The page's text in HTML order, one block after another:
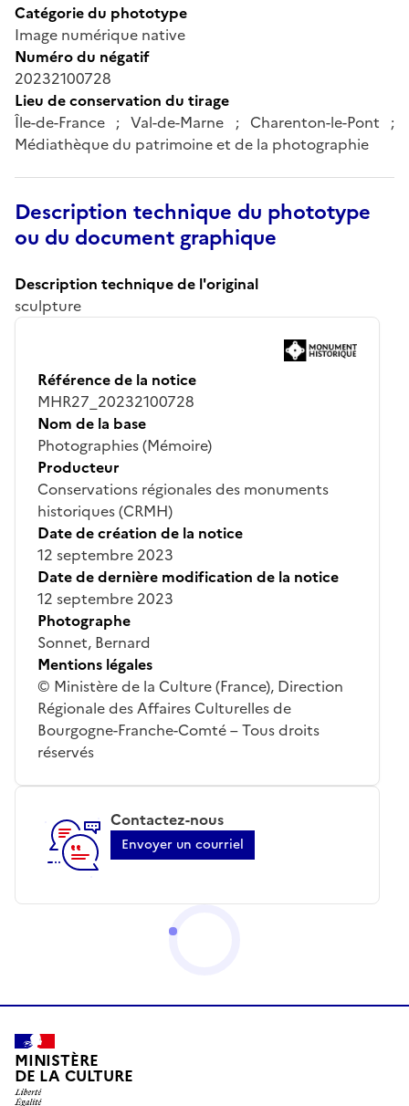
Catégorie du phototype
Image numérique native
Numéro du négatif
20232100728
Lieu de conservation du tirage
Île-de-France ; Val-de-Marne ; Charenton-le-Pont ;
Médiathèque du patrimoine et de la photographie
Description technique du phototype
ou du document graphique
Description technique de l'original
sculpture
Référence de la notice
MHR27_20232100728
Nom de la base
Photographies (Mémoire)
Producteur
Conservations régionales des monuments
historiques (CRMH)
Date de création de la notice
12 septembre 2023
Date de dernière modification de la notice
12 septembre 2023
Photographe
Sonnet, Bernard
Mentions légales
© Ministère de la Culture (France), Direction
Régionale des Affaires Culturelles de
Bourgogne-Franche-Comté – Tous droits
réservés
Contactez-nous
Envoyer un courriel
MINISTÈRE
DE LA CULTURE